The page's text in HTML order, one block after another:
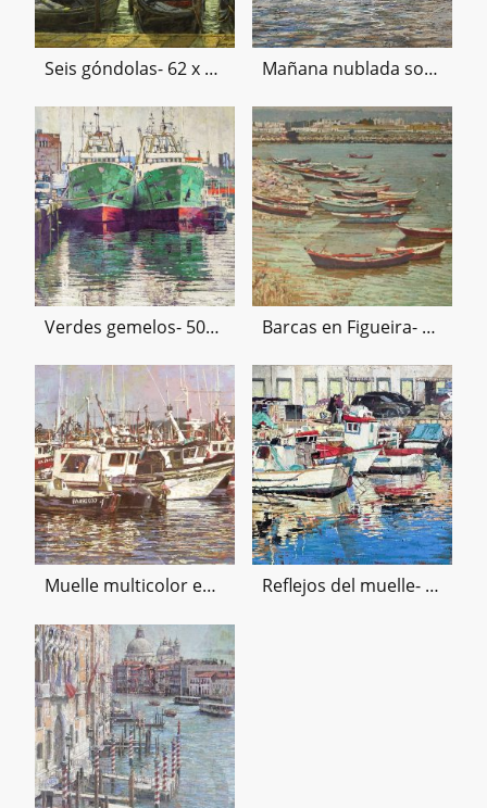
Seis góndolas- 62 x 150 cms. Mañana nublada sobre el puerto- 85x124 cms.- 2020
Verdes gemelos- 50x46 cms.- 2022 Barcas en Figueira- 53x81cms.- 2006
Muelle multicolor en St. Jean II, 62x145 cms.- 2009 Reflejos del muelle- 46x65 cms.- 2022